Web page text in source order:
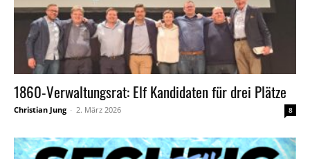
1860-Verwaltungsrat: Elf Kandidaten für drei Plätze
Christian Jung - 2. März 2026 8